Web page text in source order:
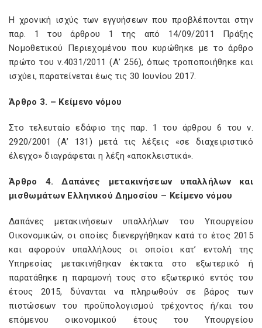
Η χρονική ισχύς των εγγυήσεων που προβλέπονται στην
παρ. 1 του άρθρου 1 της από 14/09/2011 Πράξης
Νομοθετικού Περιεχομένου που κυρώθηκε με το άρθρο
πρώτο του ν.4031/2011 (Α’ 256), όπως τροποποιήθηκε και
ισχύει, παρατείνεται έως τις 30 Ιουνίου 2017.
Άρθρο 3. – Κείμενο νόμου
Στο τελευταίο εδάφιο της παρ. 1 του άρθρου 6 του ν.
2920/2001 (Α’ 131) μετά τις λέξεις «σε διαχειριστικό
έλεγχο» διαγράφεται η λέξη «αποκλειστικά».
Άρθρο 4. Δαπάνες μετακινήσεων υπαλλήλων και
μισθωμάτων Ελληνικού Δημοσίου – Κείμενο νόμου
Δαπάνες μετακινήσεων υπαλλήλων του Υπουργείου
Οικονομικών, οι οποίες διενεργήθηκαν κατά το έτος 2015
και αφορούν υπαλλήλους οι οποίοι κατ’ εντολή της
Υπηρεσίας μετακινήθηκαν έκτακτα στο εξωτερικό ή
παρατάθηκε η παραμονή τους στο εξωτερικό εντός του
έτους 2015, δύνανται να πληρωθούν σε βάρος των
πιστώσεων του προϋπολογισμού τρέχοντος ή/και του
επόμενου οικονομικού έτους του Υπουργείου